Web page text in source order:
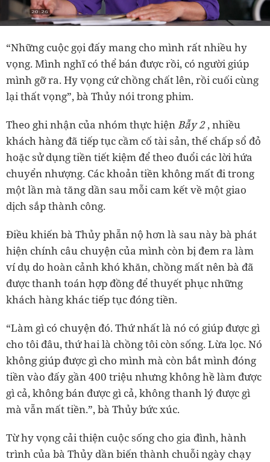
“Những cuộc gọi đấy mang cho mình rất nhiều hy
vọng. Mình nghĩ có thể bán được rồi, có người giúp
mình gỡ ra. Hy vọng cứ chồng chất lên, rồi cuối cùng
lại thất vọng”, bà Thủy nói trong phim.
Theo ghi nhận của nhóm thực hiệnBẫy 2, nhiều
khách hàng đã tiếp tục cầm cố tài sản, thế chấp sổ đỏ
hoặc sử dụng tiền tiết kiệm để theo đuổi các lời hứa
chuyển nhượng. Các khoản tiền không mất đi trong
một lần mà tăng dần sau mỗi cam kết về một giao
dịch sắp thành công.
Điều khiến bà Thủy phẫn nộ hơn là sau này bà phát
hiện chính câu chuyện của mình còn bị đem ra làm
ví dụ do hoàn cảnh khó khăn, chồng mất nên bà đã
được thanh toán hợp đồng để thuyết phục những
khách hàng khác tiếp tục đóng tiền.
“Làm gì có chuyện đó. Thứ nhất là nó có giúp được gì
cho tôi đâu, thứ hai là chồng tôi còn sống. Lừa lọc. Nó
không giúp được gì cho mình mà còn bắt mình đóng
tiền vào đấy gần 400 triệu nhưng không hề làm được
gì cả, không bán được gì cả, không thanh lý được gì
mà vẫn mất tiền.”, bà Thủy bức xúc.
Từ hy vọng cải thiện cuộc sống cho gia đình, hành
trình của bà Thủy dần biến thành chuỗi ngày chạy